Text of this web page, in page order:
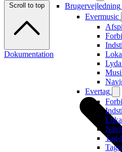
Brugervejledning
Evermusic
Evertag
Tag-
Scroll to top
Dokumentation